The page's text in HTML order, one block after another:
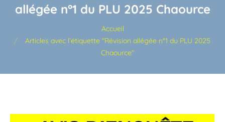
allégée n°1 du PLU 2025 Chaource
Accueil
Articles avec l’étiquette "Révision allégée n°1 du PLU 2025
Chaource"